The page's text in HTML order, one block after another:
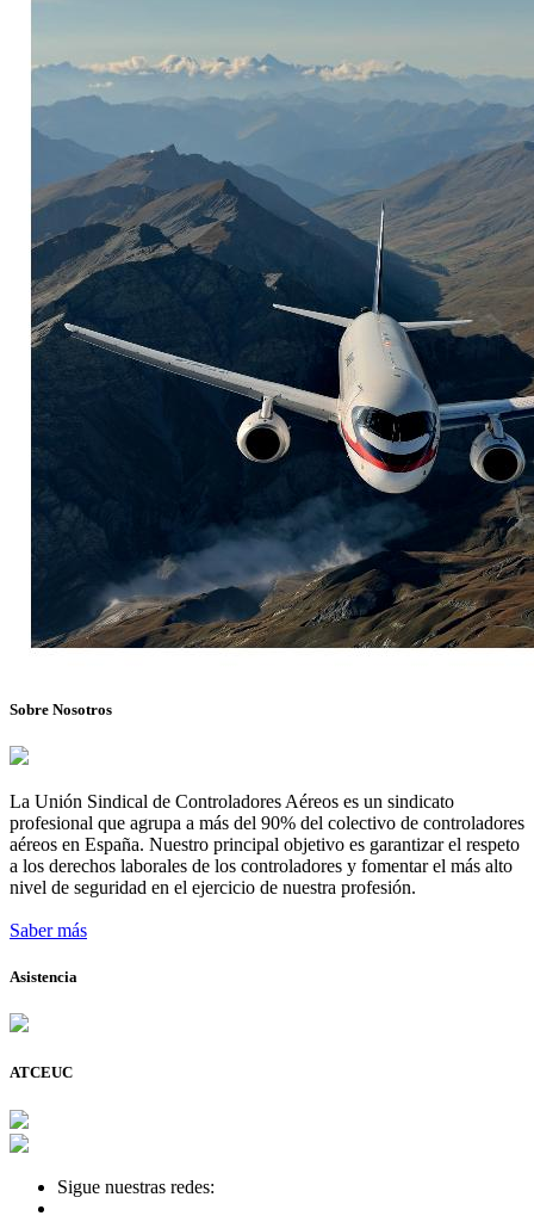
Sobre Nosotros
La Unión Sindical de Controladores Aéreos es un sindicato
profesional que agrupa a más del 90% del colectivo de controladores
aéreos en España. Nuestro principal objetivo es garantizar el respeto
a los derechos laborales de los controladores y fomentar el más alto
nivel de seguridad en el ejercicio de nuestra profesión.
Saber más
Asistencia
ATCEUC
Sigue nuestras redes: